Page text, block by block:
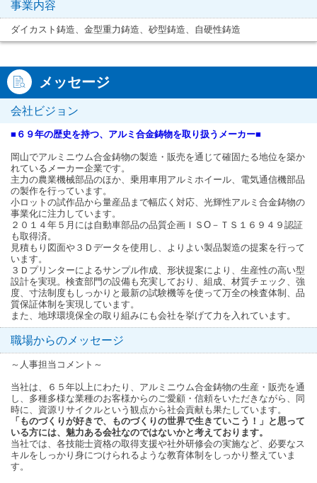
事業内容
ダイカスト鋳造、金型重力鋳造、砂型鋳造、自硬性鋳造
メッセージ
会社ビジョン
■６９年の歴史を持つ、アルミ合金鋳物を取り扱うメーカー■
岡山でアルミニウム合金鋳物の製造・販売を通じて確固たる地位を築か
れているメーカー企業です。
主力の農業機械部品のほか、乗用車用アルミホイール、電気通信機部品
の製作を行っています。
小ロットの試作品から量産品まで幅広く対応、光輝性アルミ合金鋳物の
事業化に注力しています。
２０１４年５月には自動車部品の品質企画ＩＳО－ＴＳ１６９４９認証
も取得済。
見積もり図面や３Ｄデータを使用し、よりよい製品製造の提案を行って
います。
３Ｄプリンターによるサンプル作成、形状提案により、生産性の高い型
設計を実現。検査部門の設備も充実しており、組成、材質チェック、強
度、寸法制度もしっかりと最新の試験機等を使って万全の検査体制、品
質保証体制を実現しています。
また、地球環境保全の取り組みにも会社を挙げて力を入れています。
職場からのメッセージ
～人事担当コメント～
当社は、６５年以上にわたり、アルミニウム合金鋳物の生産・販売を通
し、多種多様な業種のお客様からのご愛顧・信頼をいただきながら、同
時に、資源リサイクルという観点から社会貢献も果たしています。
「ものづくりが好きで、ものづくりの世界で生きていこう！」と思って
いる方には、魅力ある会社なのではないかと考えております。
当社では、各技能士資格の取得支援や社外研修会の実施など、必要なス
キルをしっかり身につけられるような教育体制をしっかり整えていま
す。